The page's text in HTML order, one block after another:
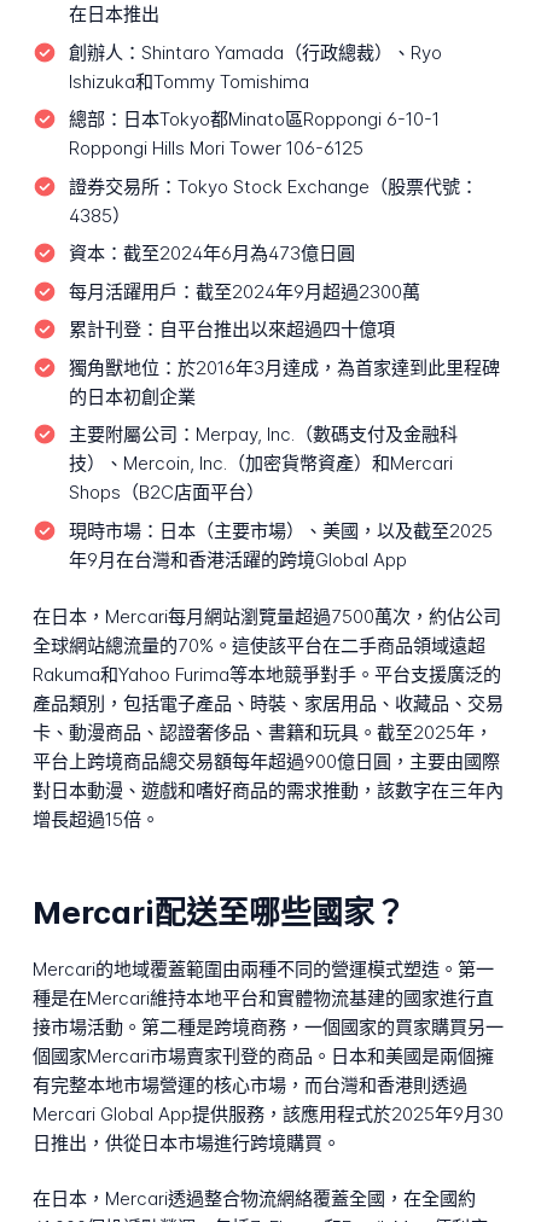
在日本推出
創辦人： Shintaro Yamada（行政總裁）、Ryo
Ishizuka和Tommy Tomishima
總部： 日本Tokyo都Minato區Roppongi 6-10-1
Roppongi Hills Mori Tower 106-6125
證券交易所： Tokyo Stock Exchange（股票代號：
4385）
資本： 截至2024年6月為473億日圓
每月活躍用戶： 截至2024年9月超過2300萬
累計刊登： 自平台推出以來超過四十億項
獨角獸地位： 於2016年3月達成，為首家達到此里程碑
的日本初創企業
主要附屬公司： Merpay, Inc.（數碼支付及金融科
技）、Mercoin, Inc.（加密貨幣資產）和Mercari
Shops（B2C店面平台）
現時市場： 日本（主要市場）、美國，以及截至2025
年9月在台灣和香港活躍的跨境Global App
在日本，Mercari每月網站瀏覽量超過7500萬次，約佔公司
全球網站總流量的70%。這使該平台在二手商品領域遠超
Rakuma和Yahoo Furima等本地競爭對手。平台支援廣泛的
產品類別，包括電子產品、時裝、家居用品、收藏品、交易
卡、動漫商品、認證奢侈品、書籍和玩具。截至2025年，
平台上跨境商品總交易額每年超過900億日圓，主要由國際
對日本動漫、遊戲和嗜好商品的需求推動，該數字在三年內
增長超過15倍。
Mercari配送至哪些國家？
Mercari的地域覆蓋範圍由兩種不同的營運模式塑造。第一
種是在Mercari維持本地平台和實體物流基建的國家進行直
接市場活動。第二種是跨境商務，一個國家的買家購買另一
個國家Mercari市場賣家刊登的商品。日本和美國是兩個擁
有完整本地市場營運的核心市場，而台灣和香港則透過
Mercari Global App提供服務，該應用程式於2025年9月30
日推出，供從日本市場進行跨境購買。
在日本，Mercari透過整合物流網絡覆蓋全國，在全國約